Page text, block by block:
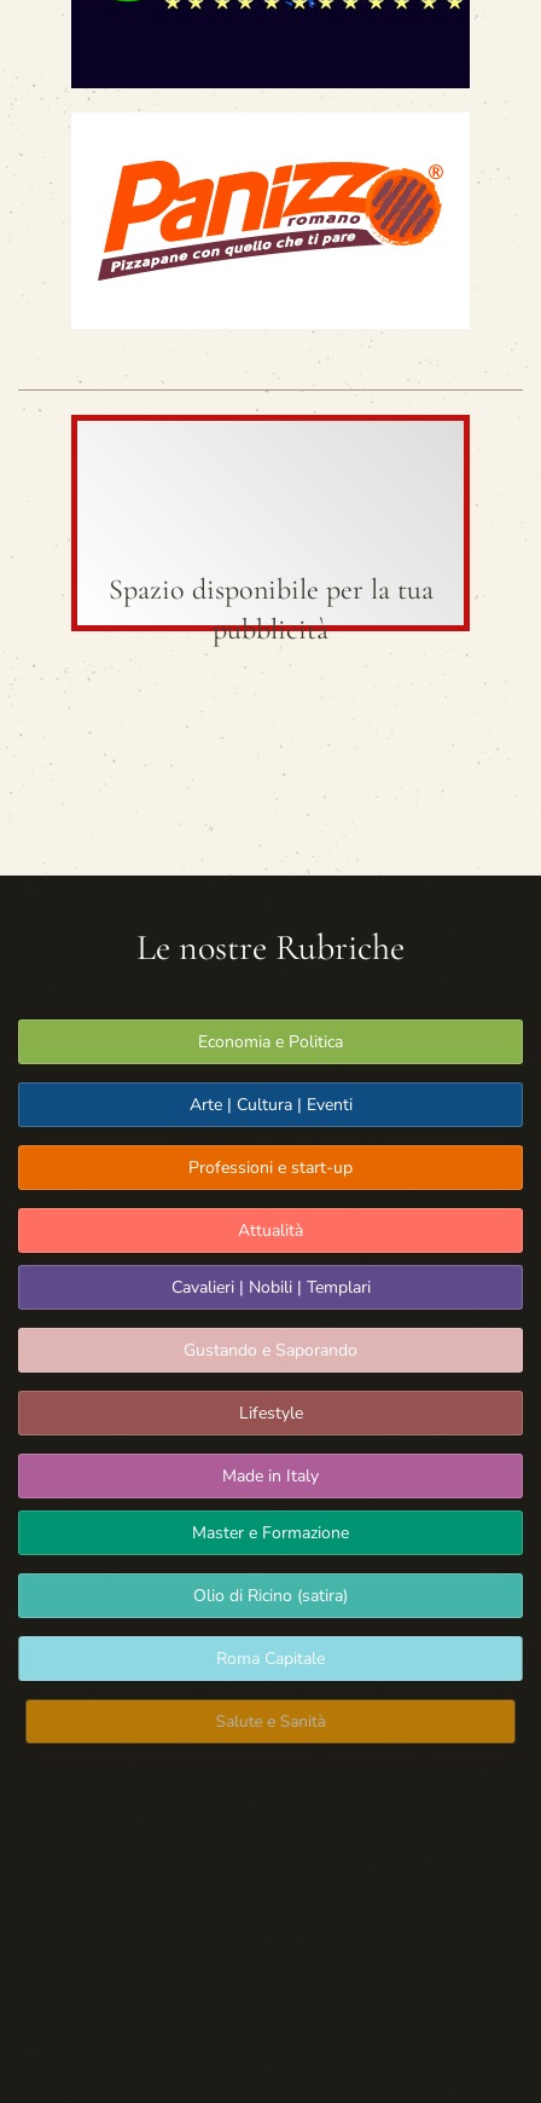
Spazio disponibile per la tua
pubblicità
Le nostre Rubriche
Economia e Politica
Arte | Cultura | Eventi
Professioni e start-up
Attualità
Cavalieri | Nobili | Templari
Gustando e Saporando
Lifestyle
Made in Italy
Master e Formazione
Olio di Ricino (satira)
Roma Capitale
Salute e Sanità